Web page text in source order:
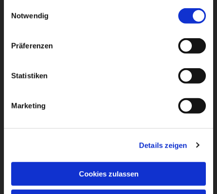
Notwendig
Präferenzen
Statistiken
Marketing
Details zeigen
Cookies zulassen